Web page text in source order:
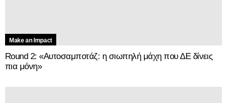
Make an Impact
Round 2: «Αυτοσαμποτάζ: η σιωπηλή μάχη που ΔΕ δίνεις
πια μόνη»